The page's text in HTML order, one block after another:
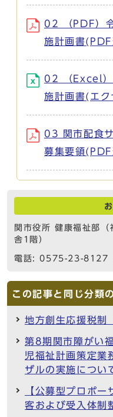
02 （PDF）
施計画書
02 （Excel）
施計画書(エク
03 関市配食
募集要領
関市役所 健康福祉部
舎1階）
電話: 0575-23-8127
この記事と同じ分類
地方創生応援税制
第8期関市障がい
児福祉計画策定業
ザルの実施につい
【公募型プロポ
客および受入体制